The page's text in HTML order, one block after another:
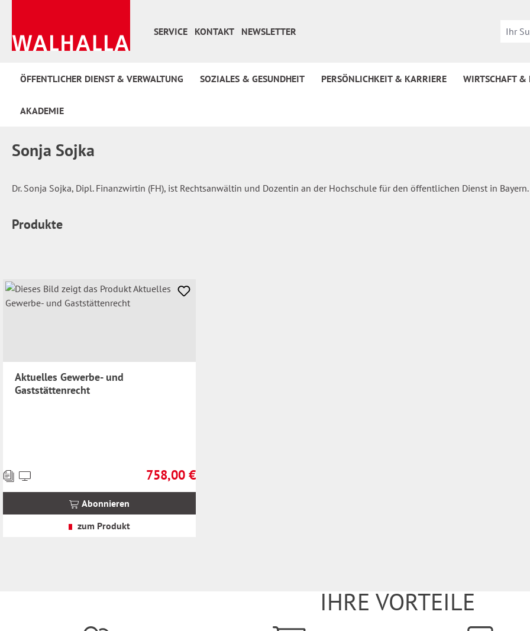
SERVICE
KONTAKT NEWSLETTER
ÖFFENTLICHER DIENST & VERWALTUNG SOZIALES & GESUNDHEIT PERSÖNLICHKEIT & KARRIERE WIRTSCHAFT
AKADEMIE
Sonja Sojka
Dr. Sonja Sojka, Dipl. Finanzwirtin (FH), ist Rechtsanwältin und Dozentin an der Hochschule für den öffentlichen Dienst in Bayern.
Produkte
Aktuelles Gewerbe- und
Gaststättenrecht
Regulärer Preis:
758,00 €
Preise
inkl.
Abonnieren
zum Produkt
IHRE VORTEILE